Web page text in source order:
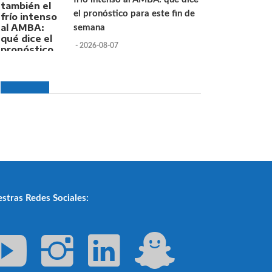
el pronóstico para este fin de
semana
- 2026-08-07
Redes Sociales: